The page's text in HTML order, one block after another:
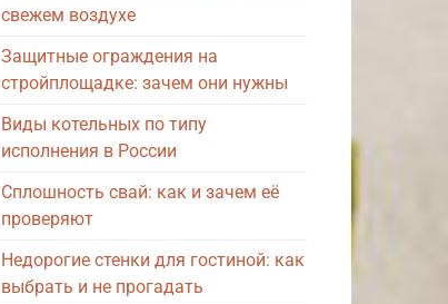
свежем воздухе
Защитные ограждения на
стройплощадке: зачем они нужны
Виды котельных по типу
исполнения в России
Сплошность свай: как и зачем её
проверяют
Недорогие стенки для гостиной: как
выбрать и не прогадать